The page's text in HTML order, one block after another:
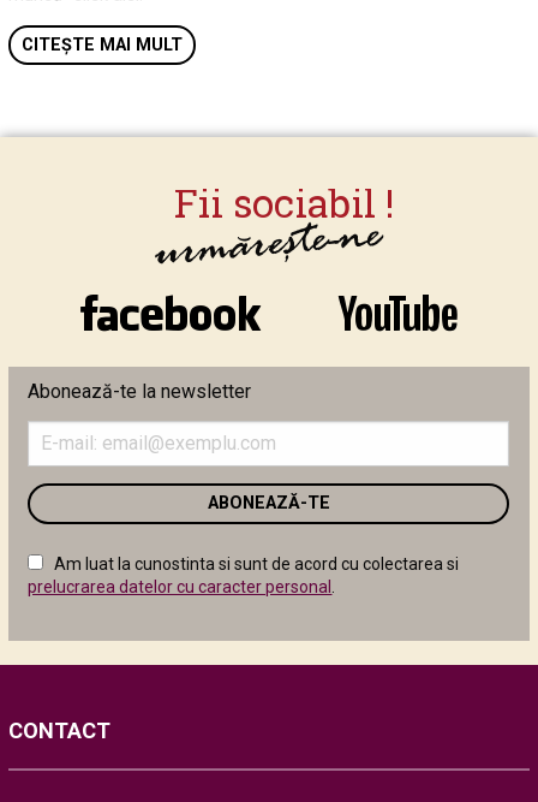
CITEȘTE MAI MULT
Abonează-te la newsletter
Introduceți
adresa
email
în
următor
Am luat la cunostinta si sunt de acord cu colectarea si
prelucrarea datelor cu caracter personal
CONTACT